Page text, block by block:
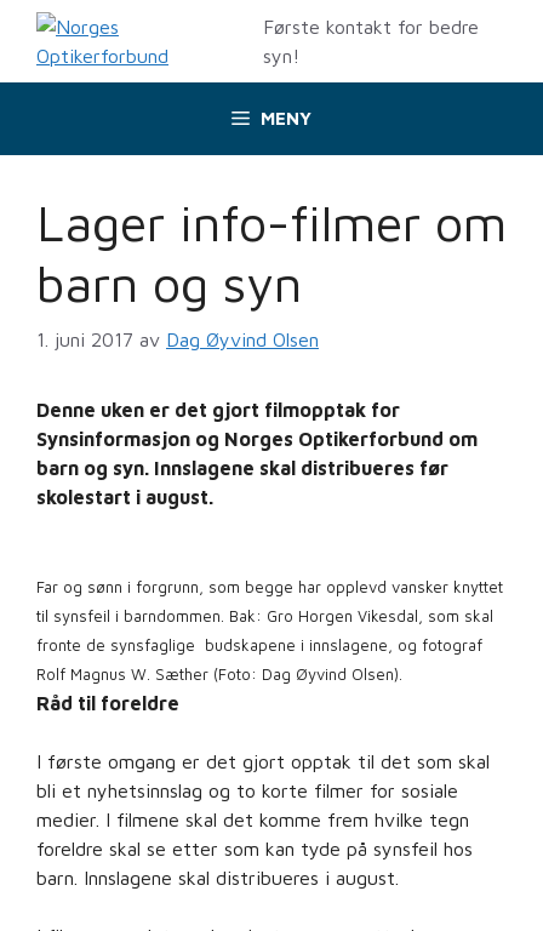
Hopp
innhold
Første kontakt for bedre
syn!
MENY
Lager info-filmer om
barn og syn
1. juni 2017 av Dag Øyvind Olsen
Denne uken er det gjort filmopptak for
Synsinformasjon og Norges Optikerforbund om
barn og syn. Innslagene skal distribueres før
skolestart i august.
Far og sønn i forgrunn, som begge har opplevd vansker knyttet
til synsfeil i barndommen. Bak: Gro Horgen Vikesdal, som skal
fronte de synsfaglige budskapene i innslagene, og fotograf
Rolf Magnus W. Sæther (Foto: Dag Øyvind Olsen).
Råd til foreldre
I første omgang er det gjort opptak til det som skal
bli et nyhetsinnslag og to korte filmer for sosiale
medier. I filmene skal det komme frem hvilke tegn
foreldre skal se etter som kan tyde på synsfeil hos
barn. Innslagene skal distribueres i august.